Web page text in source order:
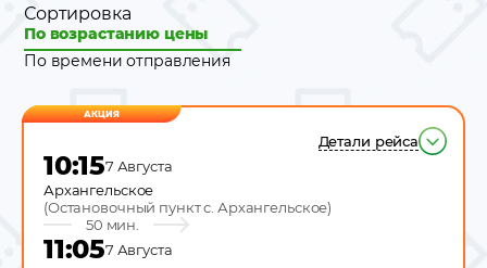
Сортировка
По возрастанию цены
По времени отправления
АКЦИЯ
Детали рейса
10:157 Августа
Архангельское
(Остановочный пункт с. Архангельское)
50 мин.
11:057 Августа